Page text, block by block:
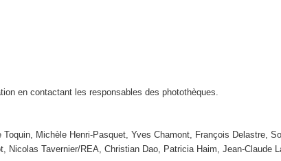
en contactant les responsables des photothèques.
Michèle Henri-Pasquet, Yves Chamont, François Delastre,
Tavernier/REA, Christian Dao, Patricia Haim, Jean-Claude